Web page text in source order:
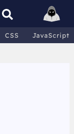
CSS JavaScript